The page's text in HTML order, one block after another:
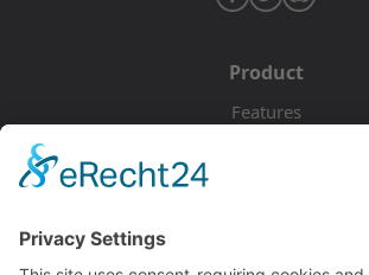
Product
Features